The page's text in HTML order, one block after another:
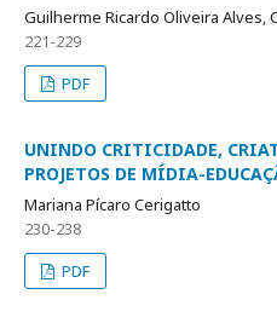
Guilherme Ricardo Oliveira Alves,
221-229
PDF
UNINDO CRITICIDADE,
PROJETOS DE MÍDIA-
Mariana Pícaro Cerigatto
230-238
PDF